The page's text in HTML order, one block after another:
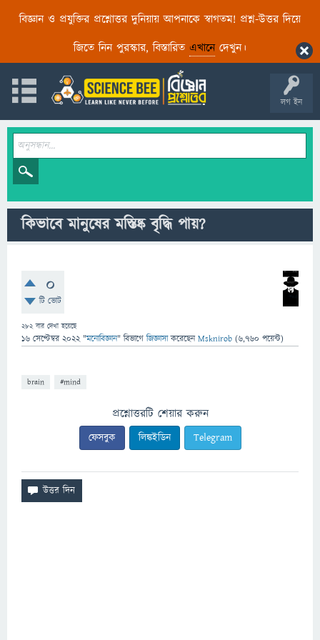
বিজ্ঞান ও প্রযুক্তির প্রশ্নোত্তর দুনিয়ায় আপনাকে স্বাগতম! প্রশ্ন-উত্তর দিয়ে
জিতে নিন পুরস্কার, বিস্তারিত এখানেদেখুন।
লগ ইন
কিভাবে মানুষের মস্তিষ্ক বৃদ্ধি পায়?
0
টি ভোট
282বার দেখা হয়েছে
16 সেপ্টেম্বর 2022 "মনোবিজ্ঞান" বিভাগে জিজ্ঞাসাকরেছেনMsknirob (6,760 পয়েন্ট)
brain #mind
প্রশ্নোত্তরটি শেয়ার করুন
ফেসবুক লিঙ্কইডিন Telegram